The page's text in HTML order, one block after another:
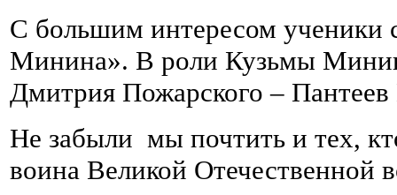
С большим интересом ученики
Минина». В роли Кузьмы
Дмитрия Пожарского –
Не забыли мы почтить и тех,
воина Великой Отечественной